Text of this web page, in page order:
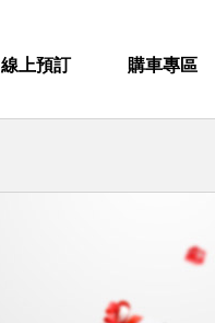
線上預訂 購車專區